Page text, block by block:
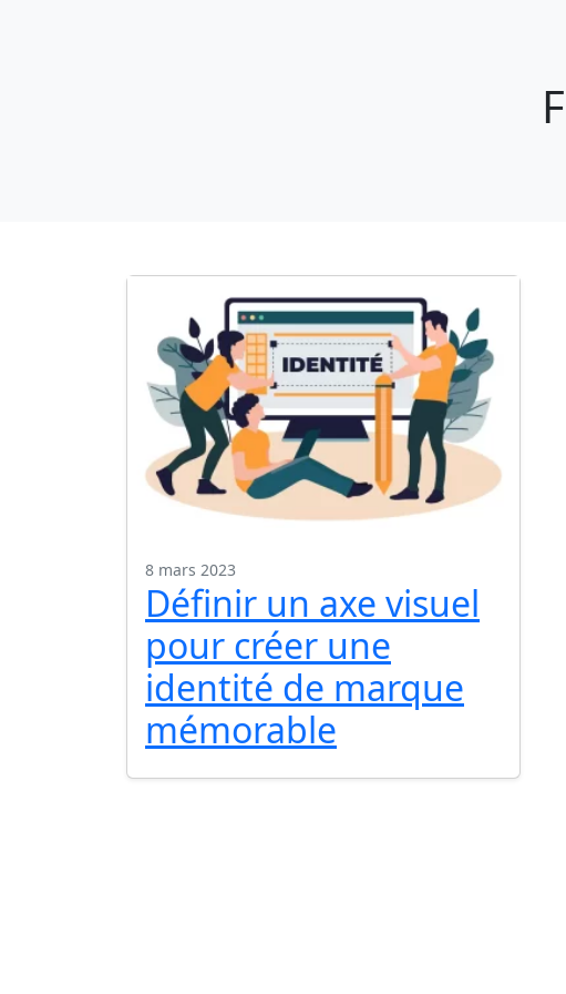
8 mars 2023
Définir un axe visuel
pour créer une
identité de marque
mémorable